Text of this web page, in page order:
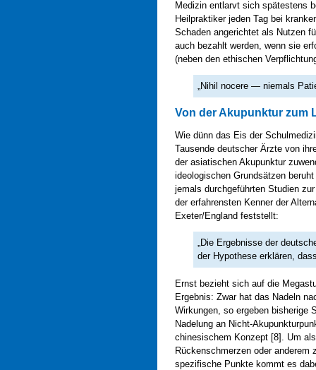
Medizin entlarvt sich spätestens
Heilpraktiker jeden Tag bei
Schaden angerichtet als Nutzen
auch bezahlt werden, wenn sie
(neben den ethischen
„Nihil nocere — niemals
Von der Akupunktur zum
Wie dünn das Eis der
Tausende deutscher Ärzte von
der asiatischen Akupunktur
ideologischen Grundsätzen
jemals durchgeführten Studien
der erfahrensten Kenner der
Exeter/England feststellt:
„Die Ergebnisse der
der Hypothese erklären,
Ernst bezieht sich auf die
Ergebnis: Zwar hat das Nadeln
Wirkungen, so ergeben bisherige
Nadelung an Nicht-
chinesischem Konzept [8]. Um
Rückenschmerzen oder
spezifische Punkte kommt es